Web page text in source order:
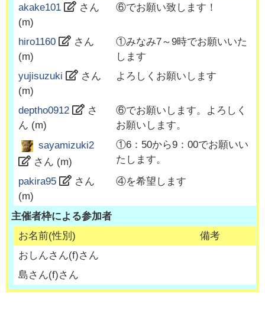
akake101
さん
(m)
⑥でお願い致します！
hiro1160
さん
(m)
①みなみ7～9時でお願いいた
します
yujisuzuki
さん
(m)
よろしくお願いします
deptho0912
さ
ん (m)
⑥でお願いします。よろしく
お願いします。
sayamizuki2
さん (m)
①6：50から9：00でお願いい
たします。
pakira95
さん
(m)
④を希望します
主催者枠による参加者
お名前(性別)
備考
おしんさん(f)さん
島さん(f)さん